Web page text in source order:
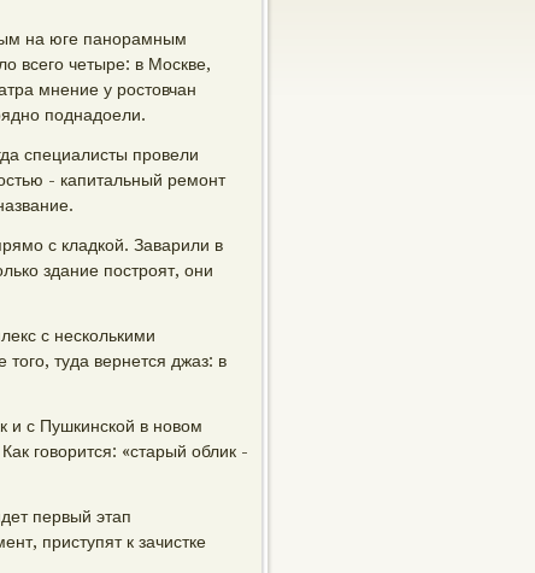
на юге панорамным
всего четыре: в Москве,
мнение у ростовчан
поднадоели.
специалисты провели
- капитальный ремонт
с кладкой. Заварили в
здание построят, они
с несколькими
туда вернется джаз: в
и с Пушкинской в новом
говорится: «старый облик -
первый этап
приступят к зачистке